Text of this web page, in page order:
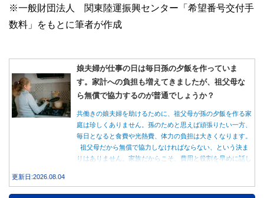
※一般財団法人 関東陸運振興センター「希望番号交付手
数料」をもとに筆者が作成
娘夫婦が仕事の日は毎日孫の夕飯を作っていま
す。家計への負担も増えてきましたが、祖父母な
ら無償で協力するのが普通でしょうか？
共働きの娘夫婦を助けるために、祖父母が孫の夕飯を作る家
庭は珍しくありません。孫のためと思えば頑張りたい一方、
毎日となると食費や光熱費、体力の負担は大きくなります。
祖父母だから無償で協力しなければならない、という決ま
りはありません。家族だからこそ、費用と役割を早めに話し
更新日:2026.08.04